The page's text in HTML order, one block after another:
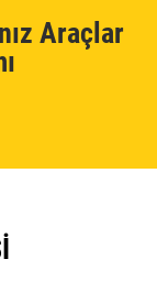
Araçlar